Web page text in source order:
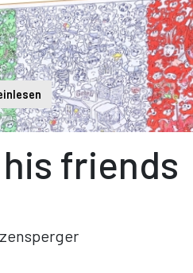
his friends